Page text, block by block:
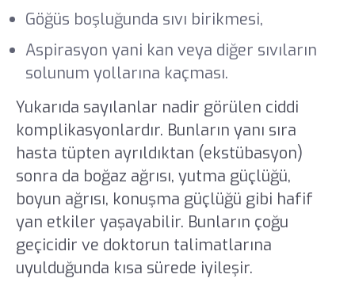
Göğüs boşluğunda sıvı birikmesi,
Aspirasyon yani kan veya diğer sıvıların
solunum yollarına kaçması.
Yukarıda sayılanlar nadir görülen ciddi
komplikasyonlardır. Bunların yanı sıra
hasta tüpten ayrıldıktan (ekstübasyon)
sonra da boğaz ağrısı, yutma güçlüğü,
boyun ağrısı, konuşma güçlüğü gibi hafif
yan etkiler yaşayabilir. Bunların çoğu
geçicidir ve doktorun talimatlarına
uyulduğunda kısa sürede iyileşir.